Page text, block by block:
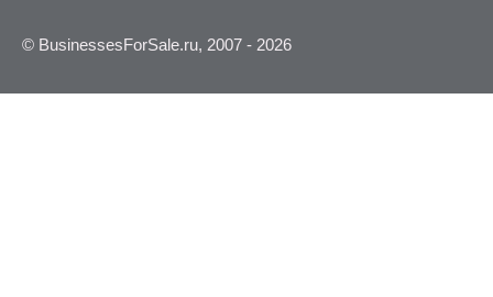
© BusinessesForSale.ru, 2007 - 2026